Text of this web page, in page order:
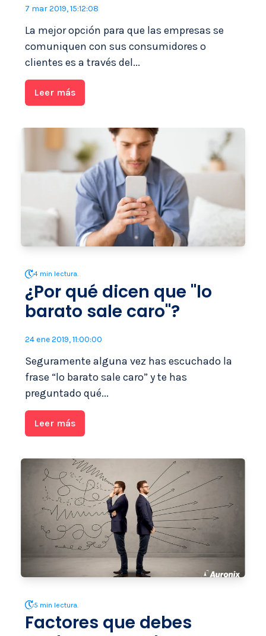
7 mar 2019, 15:12:08
La mejor opción para que las empresas se
comuniquen con sus consumidores o
clientes es a través del...
Leer más
4 min lectura.
¿Por qué dicen que "lo
barato sale caro"?
24 ene 2019, 11:00:00
Seguramente alguna vez has escuchado la
frase “lo barato sale caro” y te has
preguntado qué...
Leer más
5 min lectura.
Factores que debes